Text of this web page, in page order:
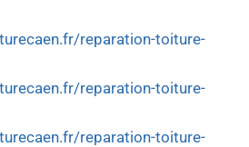
reparation-toiture-
reparation-toiture-
reparation-toiture-